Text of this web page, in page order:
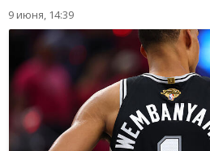
9 июня, 14:39